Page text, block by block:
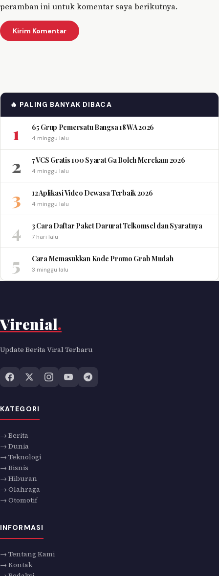
peramban ini untuk komentar saya berikutnya.
🔥 PALING BANYAK DIBACA
1 65 Grup Pemersatu Bangsa 18 WA 2026
4 minggu lalu
2 7 VCS Gratis 100 Syarat Ga Boleh Merekam 2026
4 minggu lalu
3 12 Aplikasi Video Dewasa Terbaik 2026
4 minggu lalu
4 3 Cara Daftar Paket Darurat Telkomsel dan Syaratnya
7 hari lalu
5 Cara Memasukkan Kode Promo Grab Mudah
3 minggu lalu
Virenial.
Update Berita Viral Terbaru
KATEGORI
→ Berita
→ Dunia
→ Teknologi
→ Bisnis
→ Hiburan
→ Olahraga
→ Otomotif
INFORMASI
→ Tentang Kami
→ Kontak